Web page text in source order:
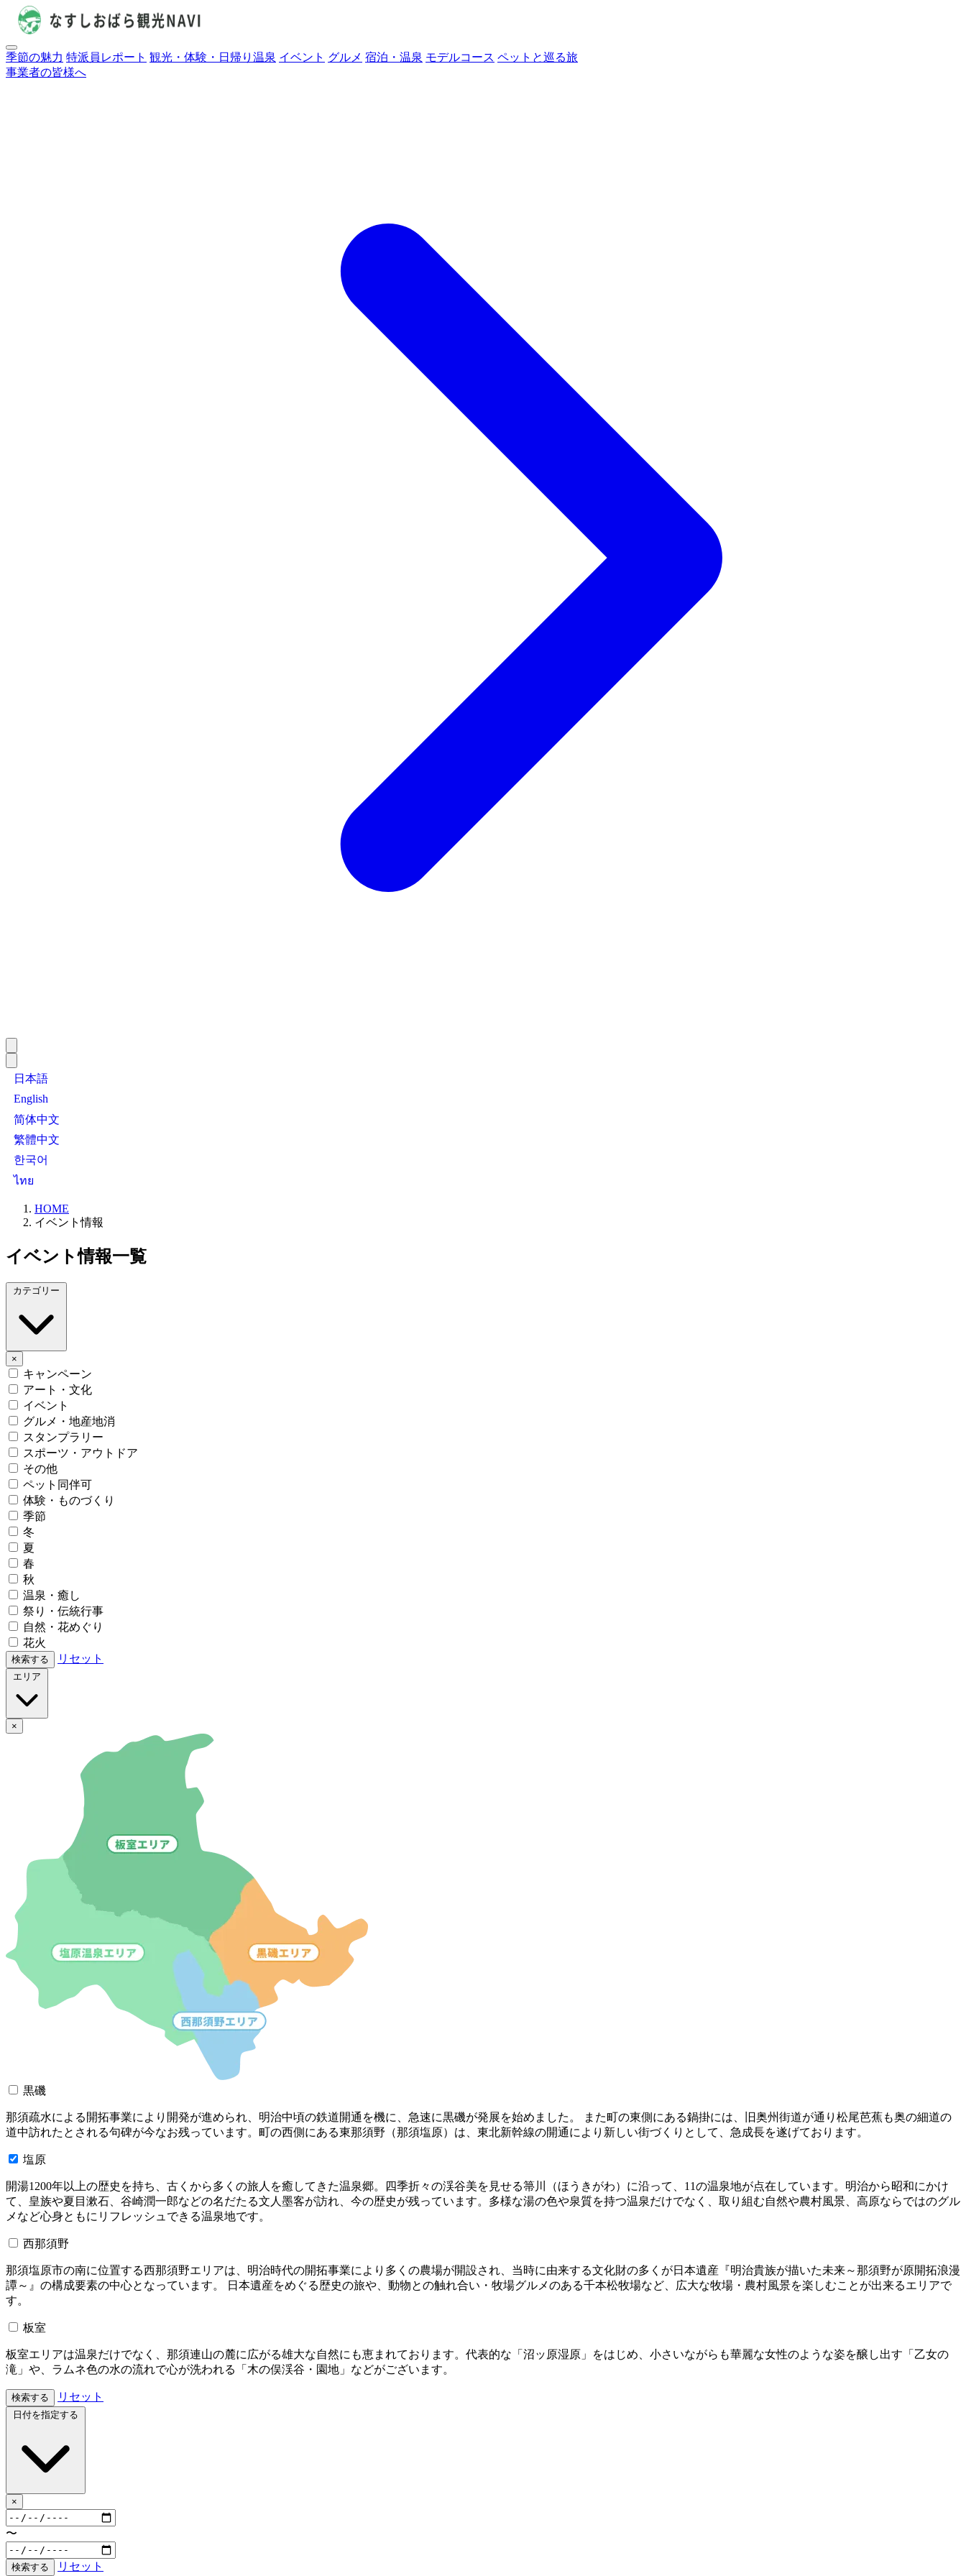
季節の魅力 特派員レポート 観光・体験・日帰り温泉 イベント グルメ 宿泊・温泉 モデルコース ペットと巡る旅
事業者の皆様へ
日本語
English
简体中文
繁體中文
한국어
ไทย
HOME
イベント情報
イベント情報一覧
カテゴリー
×
キャンペーン
アート・文化
イベント
グルメ・地産地消
スタンプラリー
スポーツ・アウトドア
その他
ペット同伴可
体験・ものづくり
季節
冬
夏
春
秋
温泉・癒し
祭り・伝統行事
自然・花めぐり
花火
検索する リセット
エリア
×
黒磯
那須疏水による開拓事業により開発が進められ、明治中頃の鉄道開通を機に、急速に黒磯が発展を始めました。 また町の東側にある鍋掛には、旧奥州街道が通り松尾芭蕉も奥の細道の
道中訪れたとされる句碑が今なお残っています。町の西側にある東那須野（那須塩原）は、東北新幹線の開通により新しい街づくりとして、急成長を遂げております。
塩原
開湯1200年以上の歴史を持ち、古くから多くの旅人を癒してきた温泉郷。四季折々の渓谷美を見せる箒川（ほうきがわ）に沿って、11の温泉地が点在しています。明治から昭和にかけ
て、皇族や夏目漱石、谷崎潤一郎などの名だたる文人墨客が訪れ、今の歴史が残っています。多様な湯の色や泉質を持つ温泉だけでなく、取り組む自然や農村風景、高原ならではのグル
メなど心身ともにリフレッシュできる温泉地です。
西那須野
那須塩原市の南に位置する西那須野エリアは、明治時代の開拓事業により多くの農場が開設され、当時に由来する文化財の多くが日本遺産『明治貴族が描いた未来～那須野が原開拓浪漫
譚～』の構成要素の中心となっています。 日本遺産をめぐる歴史の旅や、動物との触れ合い・牧場グルメのある千本松牧場など、広大な牧場・農村風景を楽しむことが出来るエリアで
す。
板室
板室エリアは温泉だけでなく、那須連山の麓に広がる雄大な自然にも恵まれております。代表的な「沼ッ原湿原」をはじめ、小さいながらも華麗な女性のような姿を醸し出す「乙女の
滝」や、ラムネ色の水の流れで心が洗われる「木の俣渓谷・園地」などがございます。
検索する リセット
日付を指定する
×
〜
検索する リセット